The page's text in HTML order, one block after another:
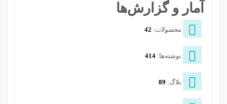
آمار و گزارش‌ها
محصولات: 42
نوشته‌ها: 414
بلاگ: 89